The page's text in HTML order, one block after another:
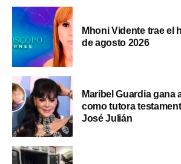
Mhoni Vidente trae el
de agosto 2026
Maribel Guardia gana
como tutora
José Julián